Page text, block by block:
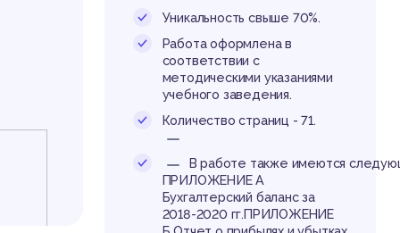
Уникальность свыше 70%.
Работа оформлена в
соответствии с
методическими указаниями
учебного заведения.
Количество страниц - 71.
ПРИЛОЖЕНИЕ А
Бухгалтерский баланс за
2018-2020 гг.ПРИЛОЖЕНИЕ